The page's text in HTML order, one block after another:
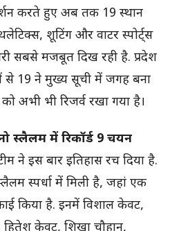
करते हुए अब तक 19 स्थान
शूटिंग और वाटर स्पोर्ट्स
सबसे मजबूत दिख रही है. प्रदेश
से 19 ने मुख्य सूची में जगह बना
अभी भी रिजर्व रखा गया है।
स्लैलम में रिकॉर्ड 9 चयन
ने इस बार इतिहास रच दिया है.
स्पर्धा में मिली है, जहां एक
किया है. इनमें विशाल केवट,
केवट, शिखा चौहान,